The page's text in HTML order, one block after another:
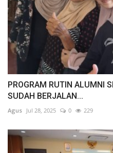
PROGRAM RUTIN ALUMNI
SUDAH BERJALAN...
Agus Jul 28, 2025 0 229